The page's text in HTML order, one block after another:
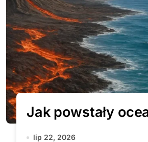
Jak powstały
lip 22, 2026